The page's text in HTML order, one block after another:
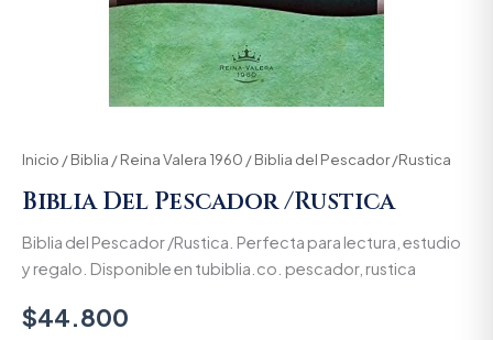
Inicio /Biblia /Reina Valera 1960 / Biblia del Pescador /Rustica
Biblia Del Pescador /Rustica
Biblia del Pescador /Rustica. Perfecta para lectura, estudio
y regalo. Disponible en tubiblia.co. pescador, rustica
$44.800